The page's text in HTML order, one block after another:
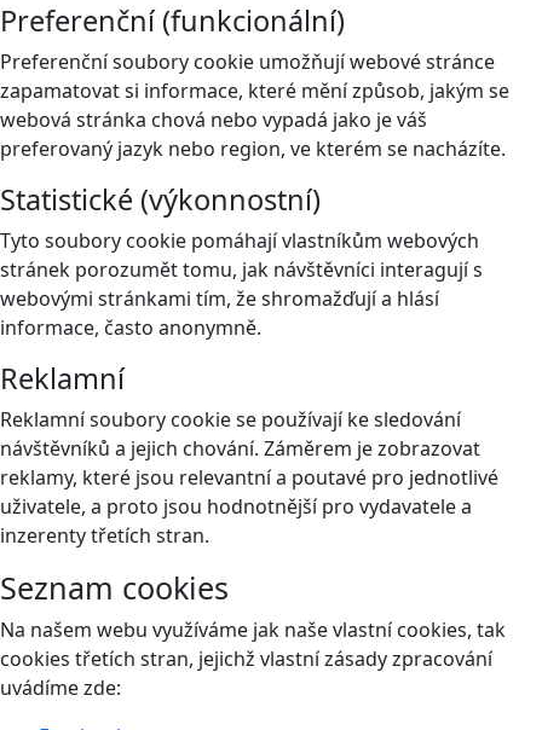
Preferenční (funkcionální)
Preferenční soubory cookie umožňují webové stránce
zapamatovat si informace, které mění způsob, jakým se
webová stránka chová nebo vypadá jako je váš
preferovaný jazyk nebo region, ve kterém se nacházíte.
Statistické (výkonnostní)
Tyto soubory cookie pomáhají vlastníkům webových
stránek porozumět tomu, jak návštěvníci interagují s
webovými stránkami tím, že shromažďují a hlásí
informace, často anonymně.
Reklamní
Reklamní soubory cookie se používají ke sledování
návštěvníků a jejich chování. Záměrem je zobrazovat
reklamy, které jsou relevantní a poutavé pro jednotlivé
uživatele, a proto jsou hodnotnější pro vydavatele a
inzerenty třetích stran.
Seznam cookies
Na našem webu využíváme jak naše vlastní cookies, tak
cookies třetích stran, jejichž vlastní zásady zpracování
uvádíme zde: